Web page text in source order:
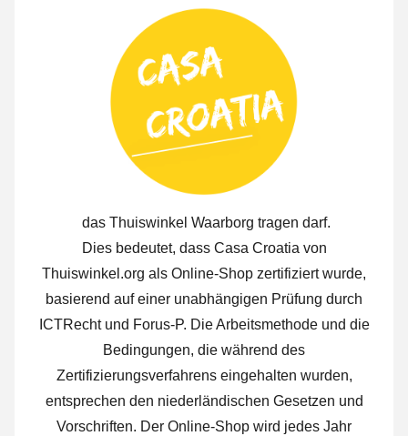
das Thuiswinkel Waarborg tragen darf.
Dies bedeutet, dass Casa Croatia von
Thuiswinkel.org als Online-Shop zertifiziert wurde,
basierend auf einer unabhängigen Prüfung durch
ICTRecht und Forus-P. Die Arbeitsmethode und die
Bedingungen, die während des
Zertifizierungsverfahrens eingehalten wurden,
entsprechen den niederländischen Gesetzen und
Vorschriften. Der Online-Shop wird jedes Jahr